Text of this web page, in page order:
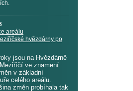
areálu
hvězdárny po
jsou na Hvězdárně
ve znamení
v základní
celého areálu.
změn probíhala tak